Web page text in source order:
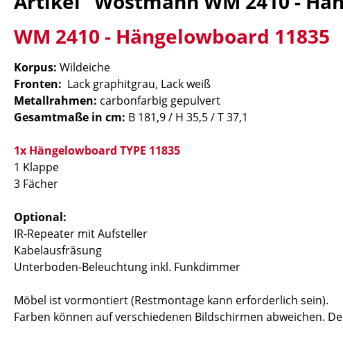
WM 2410 - Hängelowboard 11835
Korpus: Wildeiche
Fronten: Lack graphitgrau, Lack weiß
Metallrahmen: carbonfarbig gepulvert
Gesamtmaße in cm: B 181,9 / H 35,5 / T 37,1
1x Hängelowboard TYPE 11835
1 Klappe
3 Fächer
Optional:
IR-Repeater mit Aufsteller
Kabelausfräsung
Unterboden-Beleuchtung inkl. Funkdimmer
Möbel ist vormontiert (Restmontage kann erforderlich sein).
Farben können auf verschiedenen Bildschirmen abweichen.